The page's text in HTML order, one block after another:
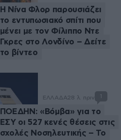
Η Νίνα Φλορ παρουσιάζει
το εντυπωσιακό σπίτι που
μένει με τον Φίλιππο Ντε
Γκρες στο Λονδίνο – Δείτε
το βίντεο
ΕΛΛΑΔΑ28 λ. πριν
ΠΟΕΔΗΝ: «Βόμβα» για το
ΕΣΥ οι 527 κενές θέσεις στις
σχολές Νοσηλευτικής – Το